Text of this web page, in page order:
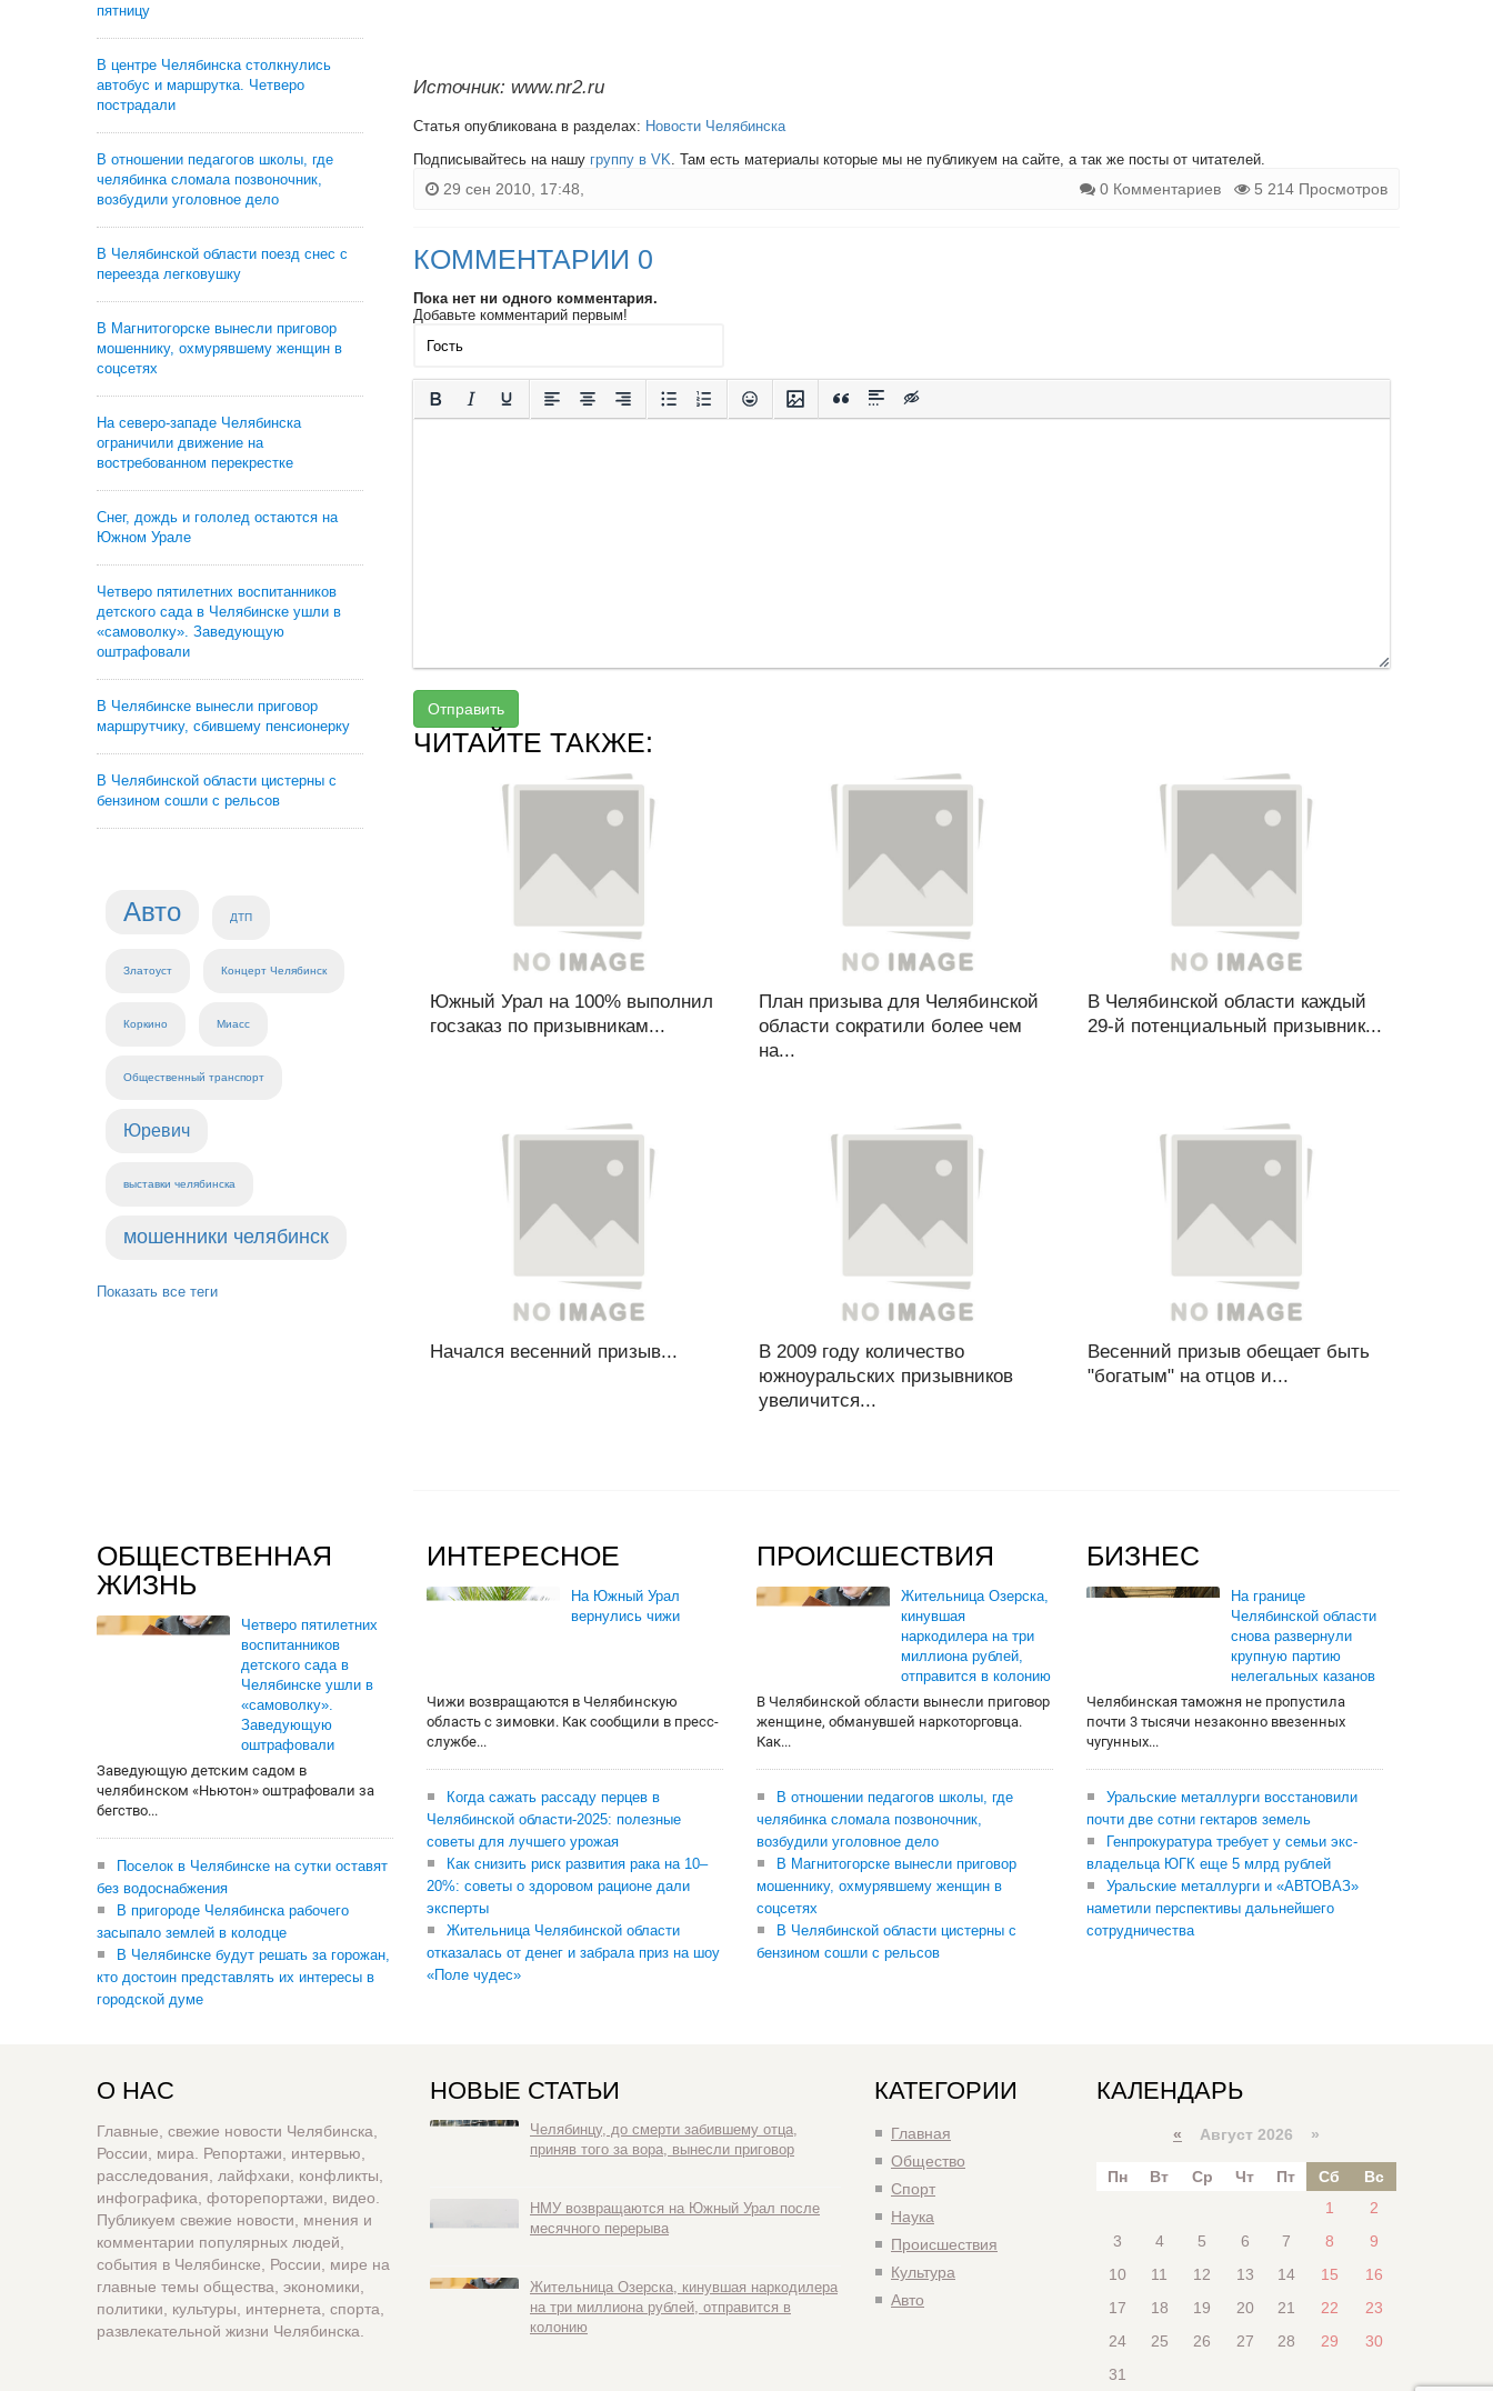
пятницу
В центре Челябинска столкнулись
автобус и маршрутка. Четверо
пострадали
В отношении педагогов школы, где
челябинка сломала позвоночник,
возбудили уголовное дело
В Челябинской области поезд снес с
переезда легковушку
В Магнитогорске вынесли приговор
мошеннику, охмурявшему женщин в
соцсетях
На северо-западе Челябинска
ограничили движение на
востребованном перекрестке
Снег, дождь и гололед остаются на
Южном Урале
Четверо пятилетних воспитанников
детского сада в Челябинске ушли в
«самоволку». Заведующую
оштрафовали
В Челябинске вынесли приговор
маршрутчику, сбившему пенсионерку
В Челябинской области цистерны с
бензином сошли с рельсов
Авто ДТП
Златоуст Концерт Челябинск
Коркино Миасс
Общественный транспорт
Юревич
выставки челябинска
мошенники челябинск
Показать все теги
Источник: www.nr2.ru
Статья опубликована в разделах: Новости Челябинска
Подписывайтесь на нашу группу в VK. Там есть материалы которые мы не публикуем на сайте, а так же посты от читателей.
29 сен 2010, 17:48, 0 Комментариев 5 214 Просмотров
КОММЕНТАРИИ 0
Пока нет ни одного комментария.
Добавьте комментарий первым!
Отправить
ЧИТАЙТЕ ТАКЖЕ:
Южный Урал на 100% выполнил
госзаказ по призывникам...
План призыва для Челябинской
области сократили более чем
на...
В Челябинской области каждый
29-й потенциальный призывник...
Начался весенний призыв...
В 2009 году количество
южноуральских призывников
увеличится...
Весенний призыв обещает быть
"богатым" на отцов и...
ОБЩЕСТВЕННАЯ
ЖИЗНЬ
Четверо пятилетних
воспитанников
детского сада в
Челябинске ушли в
«самоволку».
Заведующую
оштрафовали
Заведующую детским садом в
челябинском «Ньютон» оштрафовали за
бегство...
Поселок в Челябинске на сутки оставят
без водоснабжения
В пригороде Челябинска рабочего
засыпало землей в колодце
В Челябинске будут решать за горожан,
кто достоин представлять их интересы в
городской думе
ИНТЕРЕСНОЕ
На Южный Урал
вернулись чижи
Чижи возвращаются в Челябинскую
область с зимовки. Как сообщили в пресс-
службе...
Когда сажать рассаду перцев в
Челябинской области-2025: полезные
советы для лучшего урожая
Как снизить риск развития рака на 10–
20%: советы о здоровом рационе дали
эксперты
Жительница Челябинской области
отказалась от денег и забрала приз на шоу
«Поле чудес»
ПРОИСШЕСТВИЯ
Жительница Озерска,
кинувшая
наркодилера на три
миллиона рублей,
отправится в колонию
В Челябинской области вынесли приговор
женщине, обманувшей наркоторговца.
Как...
В отношении педагогов школы, где
челябинка сломала позвоночник,
возбудили уголовное дело
В Магнитогорске вынесли приговор
мошеннику, охмурявшему женщин в
соцсетях
В Челябинской области цистерны с
бензином сошли с рельсов
БИЗНЕС
На границе
Челябинской области
снова развернули
крупную партию
нелегальных казанов
Челябинская таможня не пропустила
почти 3 тысячи незаконно ввезенных
чугунных...
Уральские металлурги восстановили
почти две сотни гектаров земель
Генпрокуратура требует у семьи экс-
владельца ЮГК еще 5 млрд рублей
Уральские металлурги и «АВТОВАЗ»
наметили перспективы дальнейшего
сотрудничества
О НАС
Главные, свежие новости Челябинска,
России, мира. Репортажи, интервью,
расследования, лайфхаки, конфликты,
инфографика, фоторепортажи, видео.
Публикуем свежие новости, мнения и
комментарии популярных людей,
события в Челябинске, России, мире на
главные темы общества, экономики,
политики, культуры, интернета, спорта,
развлекательной жизни Челябинска.
НОВЫЕ СТАТЬИ
Челябинцу, до смерти забившему отца,
приняв того за вора, вынесли приговор
НМУ возвращаются на Южный Урал после
месячного перерыва
Жительница Озерска, кинувшая наркодилера
на три миллиона рублей, отправится в
колонию
КАТЕГОРИИ
Главная
Общество
Спорт
Наука
Происшествия
Культура
Авто
КАЛЕНДАРЬ
« Август 2026 »
Пн Вт Ср Чт Пт Сб
Вс
1
2
3
4 5 6 7 8
9
10
11 12 13 14 15
16
17
18 19 20 21 22
23
24
25 26 27 28 29
30
31